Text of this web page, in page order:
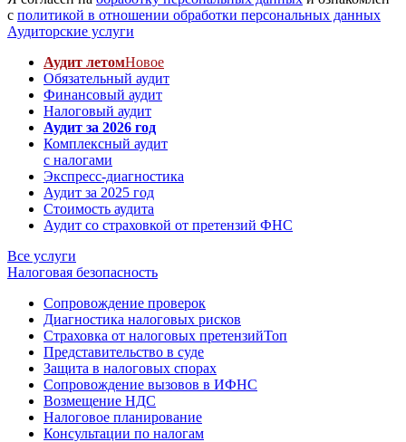
с политикой в отношении обработки персональных данных
Аудиторские услуги
Аудит летомНовое
Обязательный аудит
Финансовый аудит
Налоговый аудит
Аудит за 2026 год
Комплексный аудит
с налогами
Экспресс-диагностика
Аудит за 2025 год
Стоимость аудита
Аудит со страховкой от претензий ФНС
Все услуги
Налоговая безопасность
Сопровождение проверок
Диагностика налоговых рисков
Страховка от налоговых претензийТоп
Представительство в суде
Защита в налоговых спорах
Сопровождение вызовов в ИФНС
Возмещение НДС
Налоговое планирование
Консультации по налогам